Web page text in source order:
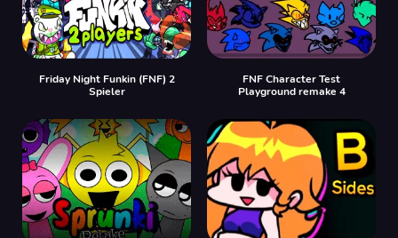
Friday Night Funkin (FNF) 2
Spieler
FNF Character Test
Playground remake 4